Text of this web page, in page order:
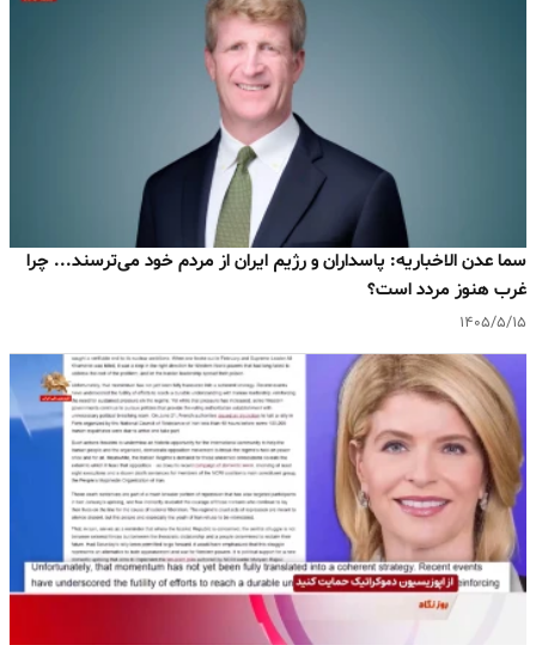
سما عدن الاخباریه: پاسداران و رژیم ایران از مردم خود می‌ترسند... چرا
غرب هنوز مردد است؟
۱۴۰۵/۵/۱۵